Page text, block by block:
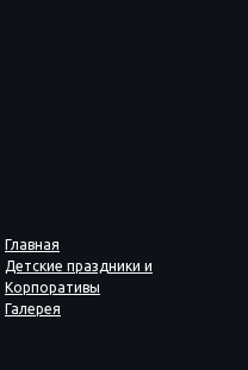
Главная
Детские праздники и
Корпоративы
Галерея